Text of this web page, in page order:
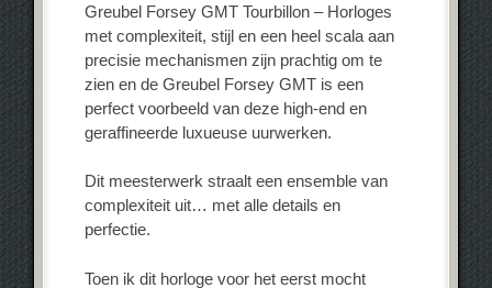
Greubel Forsey GMT Tourbillon – Horloges
met complexiteit, stijl en een heel scala aan
precisie mechanismen zijn prachtig om te
zien en de Greubel Forsey GMT is een
perfect voorbeeld van deze high-end en
geraffineerde luxueuse uurwerken.
Dit meesterwerk straalt een ensemble van
complexiteit uit… met alle details en
perfectie.
Toen ik dit horloge voor het eerst mocht